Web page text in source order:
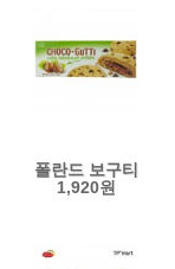
폴란드 보구티
헤이즐넛 크림 위드
1,920원